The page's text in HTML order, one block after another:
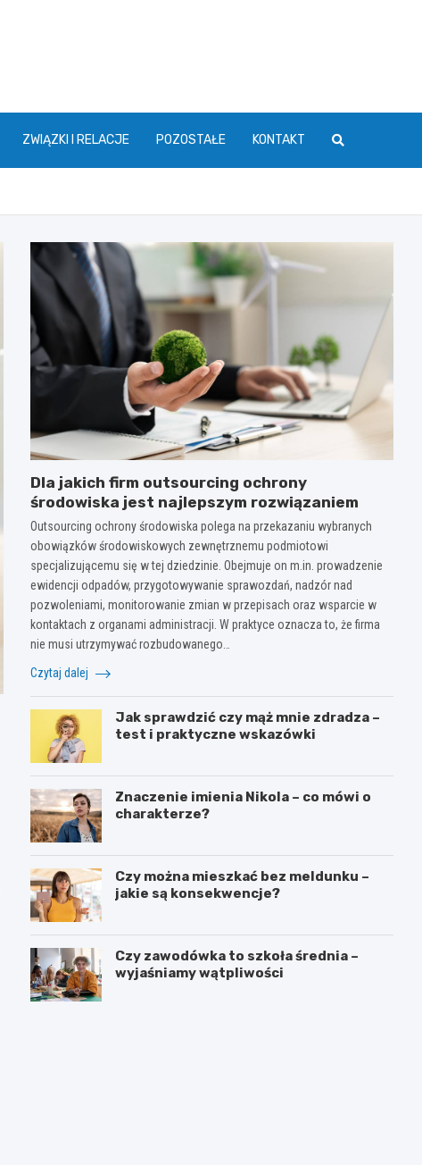
ZWIĄZKI I RELACJE POZOSTAŁE KONTAKT
Dla jakich firm outsourcing ochrony
środowiska jest najlepszym rozwiązaniem
Outsourcing ochrony środowiska polega na przekazaniu wybranych
obowiązków środowiskowych zewnętrznemu podmiotowi
specjalizującemu się w tej dziedzinie. Obejmuje on m.in. prowadzenie
ewidencji odpadów, przygotowywanie sprawozdań, nadzór nad
pozwoleniami, monitorowanie zmian w przepisach oraz wsparcie w
kontaktach z organami administracji. W praktyce oznacza to, że firma
nie musi utrzymywać rozbudowanego…
Czytaj dalej
Jak sprawdzić czy mąż mnie zdradza –
test i praktyczne wskazówki
Znaczenie imienia Nikola – co mówi o
charakterze?
Czy można mieszkać bez meldunku –
jakie są konsekwencje?
Czy zawodówka to szkoła średnia –
wyjaśniamy wątpliwości